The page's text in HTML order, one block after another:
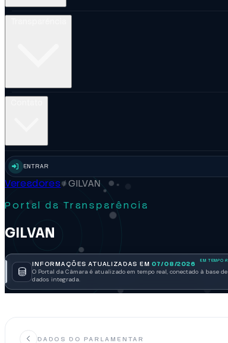
ENTRAR
Vereadores /GILVAN
Portal da Transparência
GILVAN
INFORMAÇÕES ATUALIZADAS EM 07/08/2026
O Portal da Câmara é atualizado em tempo real, conectado à base de
dados integrada.
DADOS DO PARLAMENTAR